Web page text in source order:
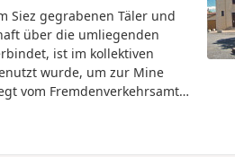
Siez gegrabenen Täler und
über die umliegenden
ist im kollektiven
wurde, um zur Mine
vom Fremdenverkehrsamt